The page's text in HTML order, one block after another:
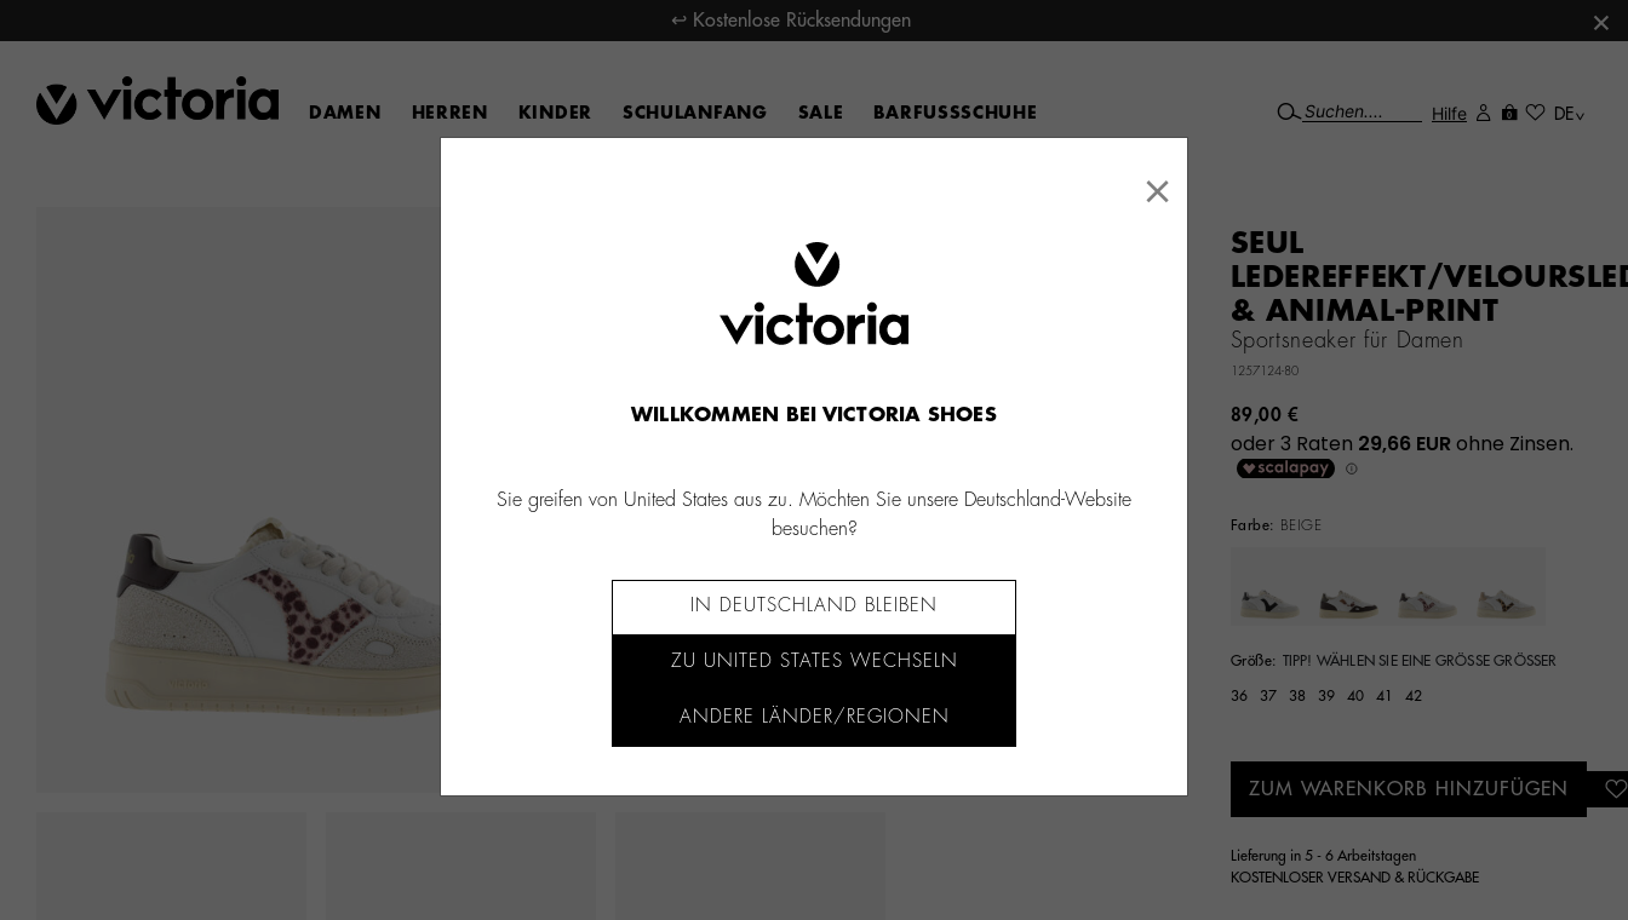
↩ Kostenlose Rücksendungen ×
DAMEN HERREN KINDER SCHULANFANG SALE BARFUSSSCHUHE Hilfe DE
SEUL
LEDEREFFEKT/
& ANIMAL-PRINT
Sportsneaker für Damen
1257124-80
89,00 €
Farbe: BEIGE
Größe: TIPP! WÄHLEN SIE EINE GRÖSSE GRÖSSER
36 37 38 39 40 41 42
ZUM WARENKORB HINZUFÜGEN
Lieferung in 5 - 6 Arbeitstagen
KOSTENLOSER VERSAND & RÜCKGABE
×
WILLKOMMEN BEI VICTORIA SHOES
Sie greifen von United States aus zu. Möchten Sie unsere Deutschland-Website
besuchen?
IN DEUTSCHLAND BLEIBEN
ZU UNITED STATES WECHSELN
ANDERE LÄNDER/REGIONEN